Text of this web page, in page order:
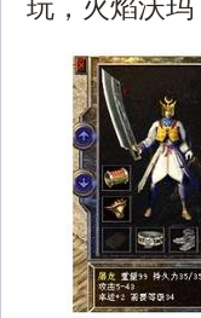
玩，火焰沃